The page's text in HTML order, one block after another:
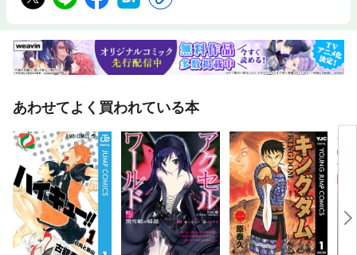
あわせてよく買われている本